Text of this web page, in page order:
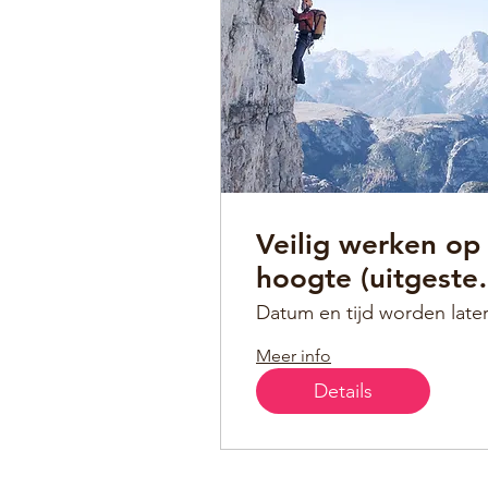
Veilig werken op
hoogte
tot nader bericht)
Datum en tijd worden later
Meer info
Details